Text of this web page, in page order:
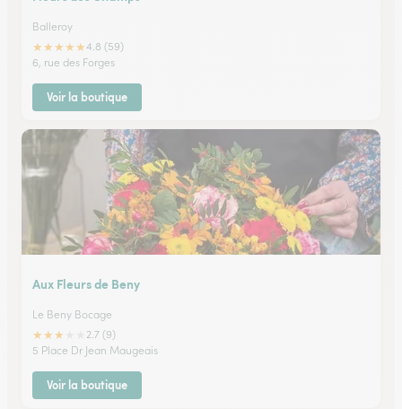
Balleroy
★★★★★4.8 (59)
6, rue des Forges
Voir la boutique
Aux Fleurs de Beny
Le Beny Bocage
★★★
2.7 (9)
5 Place Dr Jean Maugeais
Voir la boutique